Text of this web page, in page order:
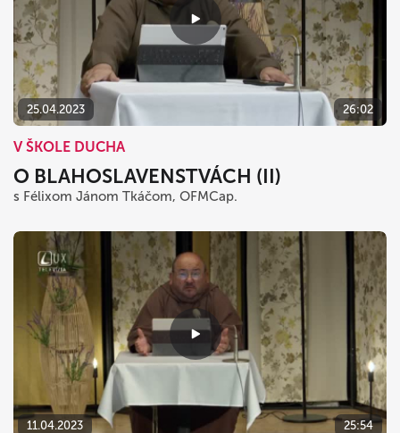
25.04.2023 26:02
V ŠKOLE DUCHA
O BLAHOSLAVENSTVÁCH (II)
s Félixom Jánom Tkáčom, OFMCap.
11.04.2023 25:54